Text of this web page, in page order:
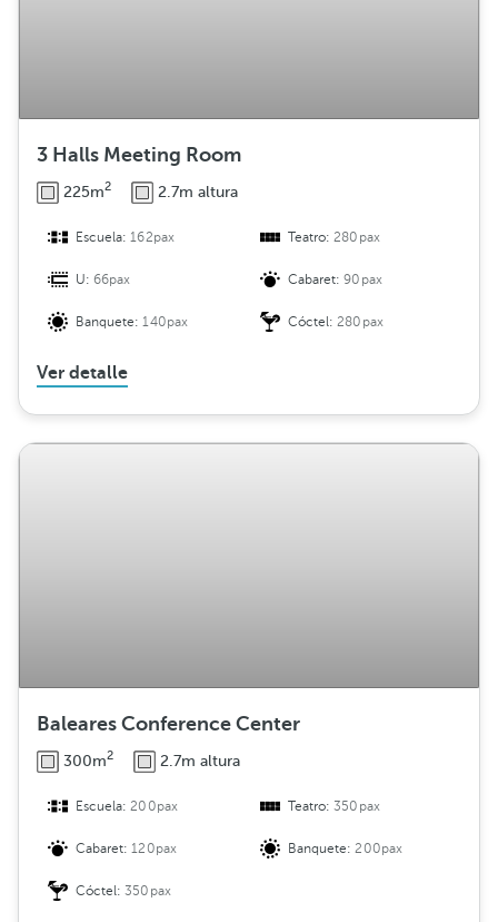
3 Halls Meeting Room
225m2 2.7m altura
Escuela:162pax Teatro:280pax
U:66pax Cabaret:90pax
Banquete:140pax Cóctel:280pax
Ver detalle
Baleares Conference Center
300m2 2.7m altura
Escuela:200pax Teatro:350pax
Cabaret:120pax Banquete:200pax
Cóctel:350pax